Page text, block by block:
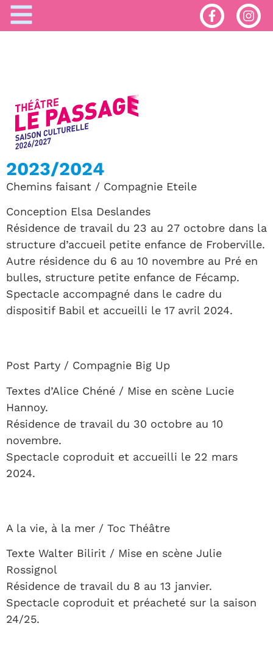
2023/2024
Chemins faisant / Compagnie Eteile
Conception Elsa Deslandes
Résidence de travail du 23 au 27 octobre dans la
structure d’accueil petite enfance de Froberville.
Autre résidence du 6 au 10 novembre au Pré en
bulles, structure petite enfance de Fécamp.
Spectacle accompagné dans le cadre du
dispositif Babil et accueilli le 17 avril 2024.
Post Party / Compagnie Big Up
Textes d’Alice Chéné / Mise en scène Lucie
Hannoy.
Résidence de travail du 30 octobre au 10
novembre.
Spectacle coproduit et accueilli le 22 mars
2024.
A la vie, à la mer / Toc Théâtre
Texte Walter Bilirit / Mise en scène Julie
Rossignol
Résidence de travail du 8 au 13 janvier.
Spectacle coproduit et préacheté sur la saison
24/25.